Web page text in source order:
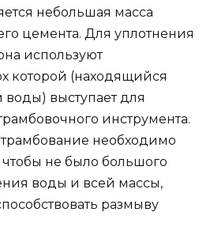
небольшая масса
цемента. Для уплотнения
используют
которой (находящийся
выступает для
инструмента.
необходимо
чтобы не было большого
воды и всей массы,
размыву